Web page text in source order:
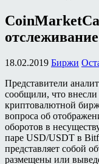
18.02.2019 Биржи
Представители
сообщили, что
криптовалютной
вопроса об
оборотов в
паре USD/USDT в
представляет собой
размещены или